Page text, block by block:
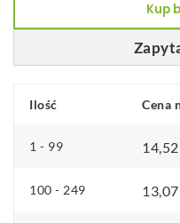
Kup
Ilość Cena
1 - 99 14,52
100 - 249 13,07